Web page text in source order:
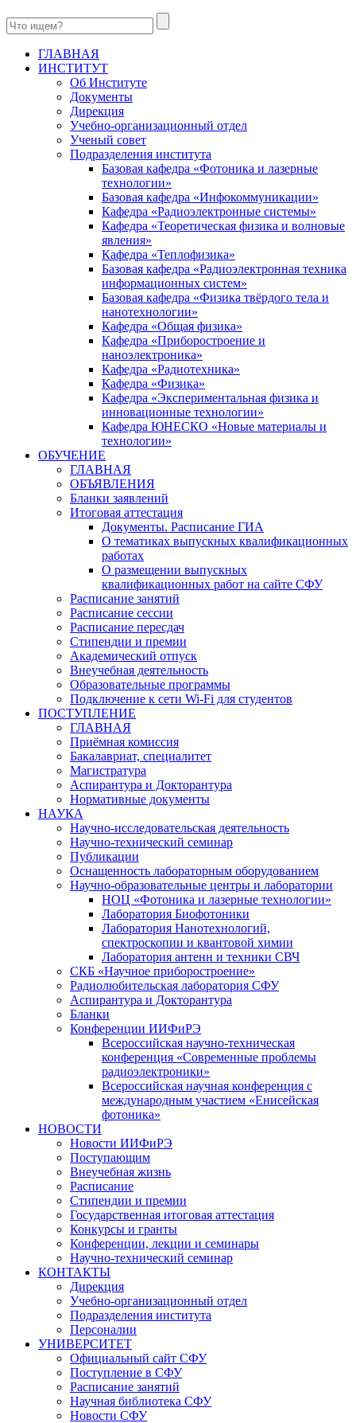
ГЛАВНАЯ
ИНСТИТУТ
Об Институте
Документы
Дирекция
Учебно-организационный отдел
Ученый совет
Подразделения института
Базовая кафедра «Фотоника и лазерные
технологии»
Базовая кафедра «Инфокоммуникации»
Кафедра «Радиоэлектронные системы»
Кафедра «Теоретическая физика и волновые
явления»
Кафедра «Теплофизика»
Базовая кафедра «Радиоэлектронная техника
информационных систем»
Базовая кафедра «Физика твёрдого тела и
нанотехнологии»
Кафедра «Общая физика»
Кафедра «Приборостроение и
наноэлектроника»
Кафедра «Радиотехника»
Кафедра «Физика»
Кафедра «Экспериментальная физика и
инновационные технологии»
Кафедра ЮНЕСКО «Новые материалы и
технологии»
ОБУЧЕНИЕ
ГЛАВНАЯ
ОБЪЯВЛЕНИЯ
Бланки заявлений
Итоговая аттестация
Документы. Расписание ГИА
О тематиках выпускных квалификационных
работах
О размещении выпускных
квалификационных работ на сайте СФУ
Расписание занятий
Расписание сессии
Расписание пересдач
Стипендии и премии
Академический отпуск
Внеучебная деятельность
Образовательные программы
Подключение к сети Wi-Fi для студентов
ПОСТУПЛЕНИЕ
ГЛАВНАЯ
Приёмная комиссия
Бакалавриат, специалитет
Магистратура
Аспирантура и Докторантура
Нормативные документы
НАУКА
Научно-исследовательская деятельность
Научно-технический семинар
Публикации
Оснащенность лабораторным оборудованием
Научно-образовательные центры и лаборатории
НОЦ «Фотоника и лазерные технологии»
Лаборатория Биофотоники
Лаборатория Нанотехнологий,
спектроскопии и квантовой химии
Лаборатория антенн и техники СВЧ
СКБ «Научное приборостроение»
Радиолюбительская лаборатория СФУ
Аспирантура и Докторантура
Бланки
Конференции ИИФиРЭ
Всероссийская научно-техническая
конференция «Современные проблемы
радиоэлектроники»
Всероссийская научная конференция с
международным участием «Енисейская
фотоника»
НОВОСТИ
Новости ИИФиРЭ
Поступающим
Внеучебная жизнь
Расписание
Стипендии и премии
Государственная итоговая аттестация
Конкурсы и гранты
Конференции, лекции и семинары
Научно-технический семинар
КОНТАКТЫ
Дирекция
Учебно-организационный отдел
Подразделения института
Персоналии
УНИВЕРСИТЕТ
Официальный сайт СФУ
Поступление в СФУ
Расписание занятий
Научная библиотека СФУ
Новости СФУ